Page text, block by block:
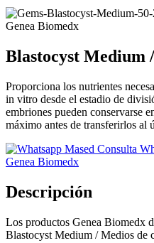
Genea Biomedx
Blastocyst Medium
Proporciona los nutrientes
in vitro desde el estadio de
embriones pueden conservarse
máximo antes de transferirlos al
Consulta
Genea Biomedx
Descripción
Los productos Genea Biomedx
Blastocyst Medium / Medios de